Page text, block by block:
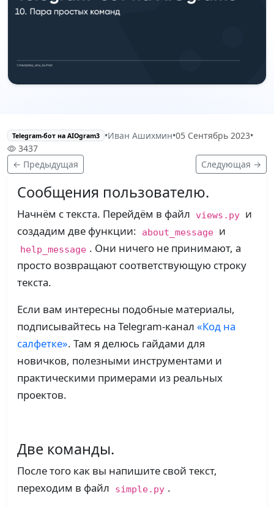
Telegram-бот на AIOgram3 •Иван Ашихмин•05 Сентябрь 2023•
3437
← Предыдущая
Следующая →
Сообщения пользователю.
Начнём с текста. Перейдём в файл views.py
и
создадим две функции:
about_message и
help_message . Они ничего не принимают, а
просто возвращают соответствующую строку
текста.
Если вам интересны подобные материалы,
подписывайтесь на Telegram-канал «Код на
салфетке». Там я делюсь гайдами для
новичков, полезными инструментами и
практическими примерами из реальных
проектов.
Две команды.
После того как вы напишите свой текст,
переходим в файл
simple.py .